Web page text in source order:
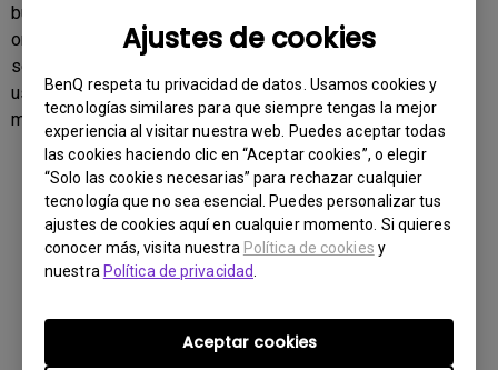
Ajustes de cookies
BenQ respeta tu privacidad de datos. Usamos cookies y
tecnologías similares para que siempre tengas la mejor
experiencia al visitar nuestra web. Puedes aceptar todas
las cookies haciendo clic en “Aceptar cookies”, o elegir
“Solo las cookies necesarias” para rechazar cualquier
tecnología que no sea esencial. Puedes personalizar tus
ajustes de cookies aquí en cualquier momento. Si quieres
conocer más, visita nuestra Política de cookies y
nuestra Política de privacidad
Aceptar cookies
buscando igualar colores naturales. Por esto, si la imagen
original o el contenido se prevé en el rango de color sRGB
se mostrarán más vívidos en un monitor de la serie SW. El
usuario puede cambiar a modo sRGB en el monitor para
mostrar las imágenes con el rango de color sRGB.
¿Le ha resultado útil esta información?
Sí